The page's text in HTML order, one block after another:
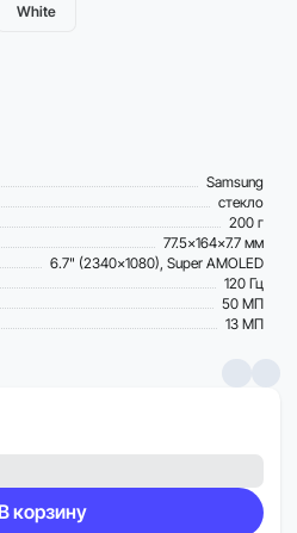
White
Samsung
стекло
200 г
77.5x164x7.7 мм
6.7" (2340×1080), Super AMOLED
120 Гц
50 МП
13 МП
корзину